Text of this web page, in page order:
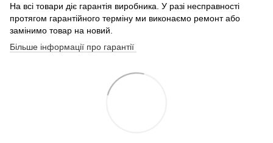
На всі товари діє гарантія виробника. У разі несправності
протягом гарантійного терміну ми виконаємо ремонт або
замінимо товар на новий.
Більше інформації про гарантії